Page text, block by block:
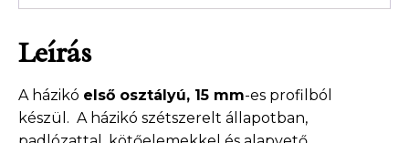
Leírás
A házikó első osztályú, 15 mm-es profilból
készül. A házikó szétszerelt állapotban,